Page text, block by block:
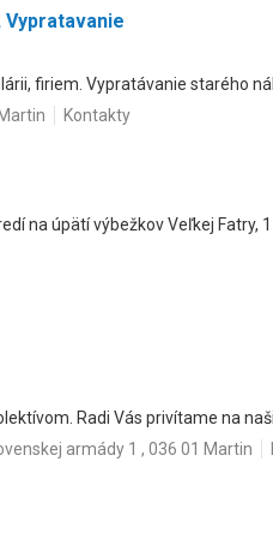
firiem. Vypratávanie starého
Kontakty
na úpätí výbežkov Veľkej Fatry,
Radi Vás privítame na
armády 1 , 036 01 Martin